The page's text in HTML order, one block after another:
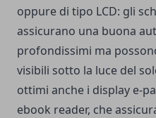
oppure di tipo LCD: gli
assicurano una buona
profondissimi ma
visibili sotto la luce del
ottimi anche i display e-
ebook reader, che